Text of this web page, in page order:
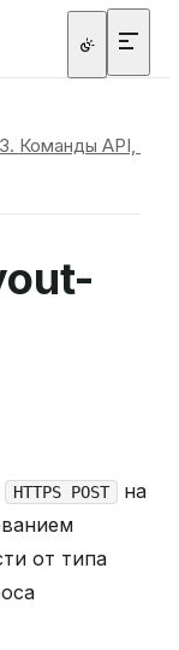
3. Команды API,
HTTPS POST
на
от типа